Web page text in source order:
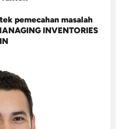
pemecahan masalah
INVENTORIES